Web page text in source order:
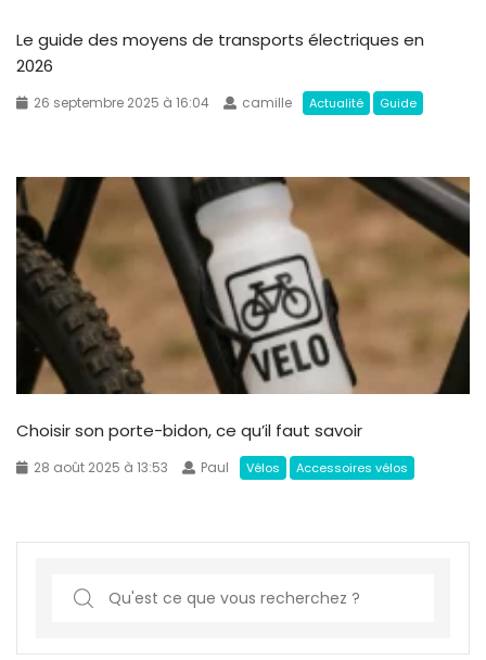
Le guide des moyens de transports électriques en
2026
26 septembre 2025 à 16:04 camille Actualité Guide
Choisir son porte-bidon, ce qu’il faut savoir
28 août 2025 à 13:53 Paul Vélos Accessoires vélos